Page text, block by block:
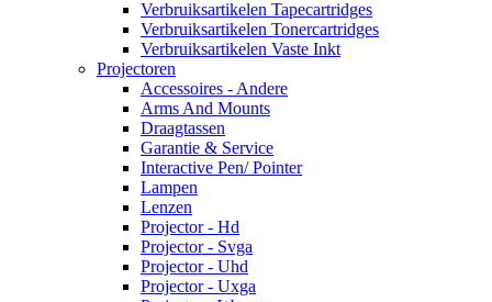
Verbruiksartikelen Tapecartridges
Verbruiksartikelen Tonercartridges
Verbruiksartikelen Vaste Inkt
Projectoren
Accessoires - Andere
Arms And Mounts
Draagtassen
Garantie & Service
Interactive Pen/ Pointer
Lampen
Lenzen
Projector - Hd
Projector - Svga
Projector - Uhd
Projector - Uxga